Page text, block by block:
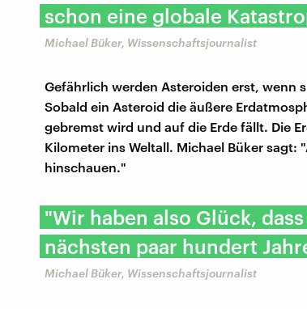
schon eine globale
Michael Büker, Wissenschaftsjournalist
Gefährlich werden Asteroiden erst, wenn
Sobald ein Asteroid die äußere
gebremst wird und auf die Erde fällt. Die
Kilometer ins Weltall. Michael Büker sagt:
hinschauen."
"Wir haben also Glück,
nächsten paar hundert
Michael Büker, Wissenschaftsjournalist